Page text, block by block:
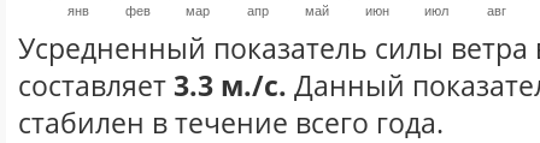
янв фев мар апр май июн июл авг
Усредненный показатель силы ветра
составляет3.3 м./с. Данный
стабилен в течение всего года.